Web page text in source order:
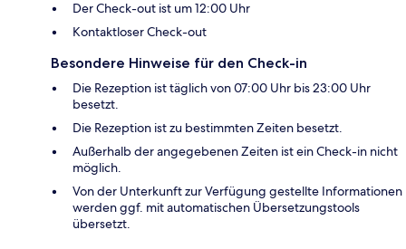
Der Check-out ist um 12:00 Uhr
Kontaktloser Check-out
Besondere Hinweise für den Check-in
Die Rezeption ist täglich von 07:00 Uhr bis 23:00 Uhr
besetzt.
Die Rezeption ist zu bestimmten Zeiten besetzt.
Außerhalb der angegebenen Zeiten ist ein Check-in nicht
möglich.
Von der Unterkunft zur Verfügung gestellte Informationen
werden ggf. mit automatischen Übersetzungstools
übersetzt.